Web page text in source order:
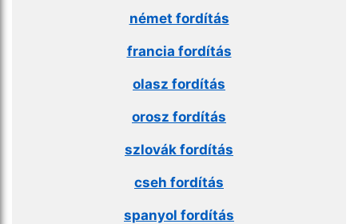
német fordítás
francia fordítás
olasz fordítás
orosz fordítás
szlovák fordítás
cseh fordítás
spanyol fordítás